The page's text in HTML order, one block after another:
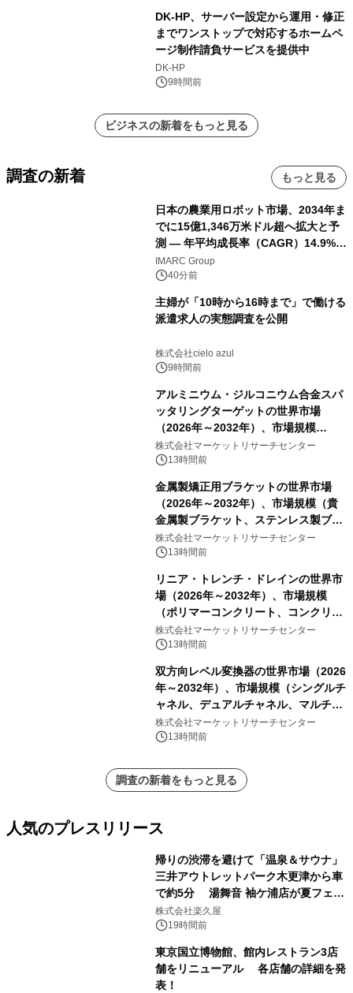
DK-HP、サーバー設定から運用・修正
までワンストップで対応するホームペ
ージ制作請負サービスを提供中
DK-HP
9時間前
ビジネスの新着をもっと見る
調査の新着 もっと見る
日本の農業用ロボット市場、2034年ま
でに15億1,346万米ドル超へ拡大と予
測 ― 年平均成長率（CAGR）14.9%を
記録
IMARC Group
40分前
主婦が「10時から16時まで」で働ける
派遣求人の実態調査を公開
株式会社cielo azul
9時間前
アルミニウム・ジルコニウム合金スパ
ッタリングターゲットの世界市場
（2026年～2032年）、市場規模
（0.995、0.999、その他）・分析レポ
ートを発表
株式会社マーケットリサーチセンター
13時間前
金属製矯正用ブラケットの世界市場
（2026年～2032年）、市場規模（貴
金属製ブラケット、ステンレス製ブラ
ケット、純チタン製ブラケット）・分
析レポートを発表
株式会社マーケットリサーチセンター
13時間前
リニア・トレンチ・ドレインの世界市
場（2026年～2032年）、市場規模
（ポリマーコンクリート、コンクリー
ト、プラスチック、金属）・分析レポ
ートを発表
株式会社マーケットリサーチセンター
13時間前
双方向レベル変換器の世界市場（2026
年～2032年）、市場規模（シングルチ
ャネル、デュアルチャネル、マルチチ
ャネル）・分析レポートを発表
株式会社マーケットリサーチセンター
13時間前
調査の新着をもっと見る
人気のプレスリリース
帰りの渋滞を避けて「温泉＆サウナ」
三井アウトレットパーク木更津から車
で約5分 湯舞音 袖ケ浦店が夏フェア
メニューを提供
株式会社楽久屋
19時間前
東京国立博物館、館内レストラン3店
舗をリニューアル 各店舗の詳細を発
表！